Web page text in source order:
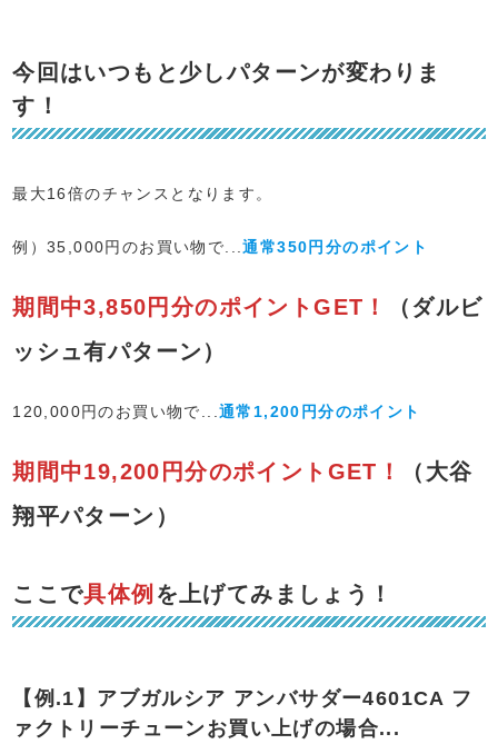
今回はいつもと少しパターンが変わりま
す！
最大16倍のチャンスとなります。
例）35,000円のお買い物で...通常350円分のポイント
期間中3,850円分のポイントGET！
（ダルビ
ッシュ有パターン）
120,000円のお買い物で...通常1,200円分のポイント
期間中19,200円分のポイントGET！
（大谷
翔平パターン）
ここで具体例 を上げてみましょう！
【例.1】アブガルシア アンバサダー4601CA フ
ァクトリーチューンお買い上げの場合...